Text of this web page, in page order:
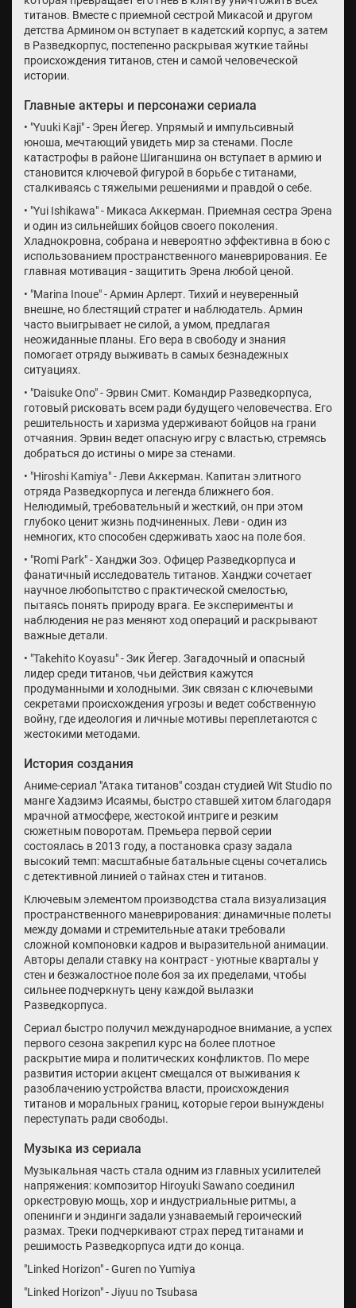
титанов. Вместе с приемной сестрой Микасой и другом
детства Армином он вступает в кадетский корпус, а затем
в Разведкорпус, постепенно раскрывая жуткие тайны
происхождения титанов, стен и самой человеческой
истории.
Главные актеры и персонажи сериала
• "Yuuki Kaji" - Эрен Йегер. Упрямый и импульсивный
юноша, мечтающий увидеть мир за стенами. После
катастрофы в районе Шиганшина он вступает в армию и
становится ключевой фигурой в борьбе с титанами,
сталкиваясь с тяжелыми решениями и правдой о себе.
• "Yui Ishikawa" - Микаса Аккерман. Приемная сестра Эрена
и один из сильнейших бойцов своего поколения.
Хладнокровна, собрана и невероятно эффективна в бою с
использованием пространственного маневрирования. Ее
главная мотивация - защитить Эрена любой ценой.
• "Marina Inoue" - Армин Арлерт. Тихий и неуверенный
внешне, но блестящий стратег и наблюдатель. Армин
часто выигрывает не силой, а умом, предлагая
неожиданные планы. Его вера в свободу и знания
помогает отряду выживать в самых безнадежных
ситуациях.
• "Daisuke Ono" - Эрвин Смит. Командир Разведкорпуса,
готовый рисковать всем ради будущего человечества. Его
решительность и харизма удерживают бойцов на грани
отчаяния. Эрвин ведет опасную игру с властью, стремясь
добраться до истины о мире за стенами.
• "Hiroshi Kamiya" - Леви Аккерман. Капитан элитного
отряда Разведкорпуса и легенда ближнего боя.
Нелюдимый, требовательный и жесткий, он при этом
глубоко ценит жизнь подчиненных. Леви - один из
немногих, кто способен сдерживать хаос на поле боя.
• "Romi Park" - Ханджи Зоэ. Офицер Разведкорпуса и
фанатичный исследователь титанов. Ханджи сочетает
научное любопытство с практической смелостью,
пытаясь понять природу врага. Ее эксперименты и
наблюдения не раз меняют ход операций и раскрывают
важные детали.
• "Takehito Koyasu" - Зик Йегер. Загадочный и опасный
лидер среди титанов, чьи действия кажутся
продуманными и холодными. Зик связан с ключевыми
секретами происхождения угрозы и ведет собственную
войну, где идеология и личные мотивы переплетаются с
жестокими методами.
История создания
Аниме-сериал "Атака титанов" создан студией Wit Studio по
манге Хадзимэ Исаямы, быстро ставшей хитом благодаря
мрачной атмосфере, жестокой интриге и резким
сюжетным поворотам. Премьера первой серии
состоялась в 2013 году, а постановка сразу задала
высокий темп: масштабные батальные сцены сочетались
с детективной линией о тайнах стен и титанов.
Ключевым элементом производства стала визуализация
пространственного маневрирования: динамичные полеты
между домами и стремительные атаки требовали
сложной компоновки кадров и выразительной анимации.
Авторы делали ставку на контраст - уютные кварталы у
стен и безжалостное поле боя за их пределами, чтобы
сильнее подчеркнуть цену каждой вылазки
Разведкорпуса.
Сериал быстро получил международное внимание, а успех
первого сезона закрепил курс на более плотное
раскрытие мира и политических конфликтов. По мере
развития истории акцент смещался от выживания к
разоблачению устройства власти, происхождения
титанов и моральных границ, которые герои вынуждены
переступать ради свободы.
Музыка из сериала
Музыкальная часть стала одним из главных усилителей
напряжения: композитор Hiroyuki Sawano соединил
оркестровую мощь, хор и индустриальные ритмы, а
опенинги и эндинги задали узнаваемый героический
размах. Треки подчеркивают страх перед титанами и
решимость Разведкорпуса идти до конца.
"Linked Horizon" - Guren no Yumiya
"Linked Horizon" - Jiyuu no Tsubasa